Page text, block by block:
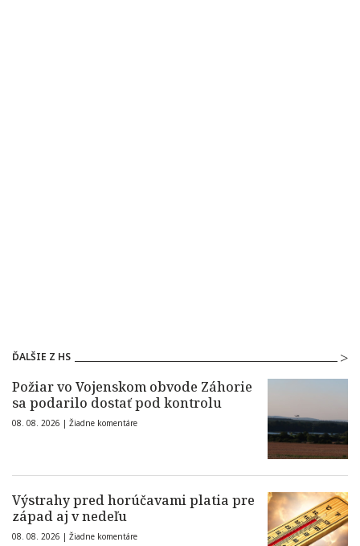
ĎALŠIE Z HS
Požiar vo Vojenskom obvode Záhorie
sa podarilo dostať pod kontrolu
08. 08. 2026 | Žiadne komentáre
Výstrahy pred horúčavami platia pre
západ aj v nedeľu
08. 08. 2026 | Žiadne komentáre